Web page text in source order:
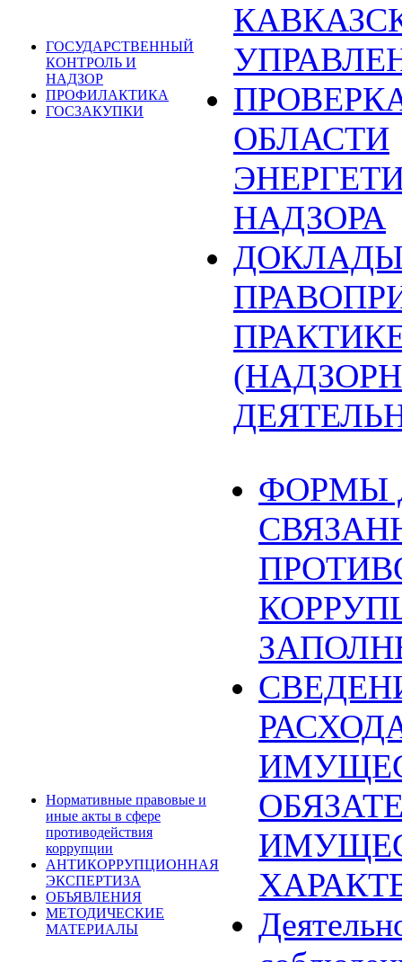
ГОСУДАРСТВЕННЫЙ
КОНТРОЛЬ И
НАДЗОР
ПРОФИЛАКТИКА
ГОСЗАКУПКИ
ОБЛАСТИ
НАДЗОРА
Нормативные правовые и
иные акты в сфере
противодействия
коррупции
АНТИКОРРУПЦИОННАЯ
ЭКСПЕРТИЗА
ОБЪЯВЛЕНИЯ
МЕТОДИЧЕСКИЕ
МАТЕРИАЛЫ
ФОРМЫ